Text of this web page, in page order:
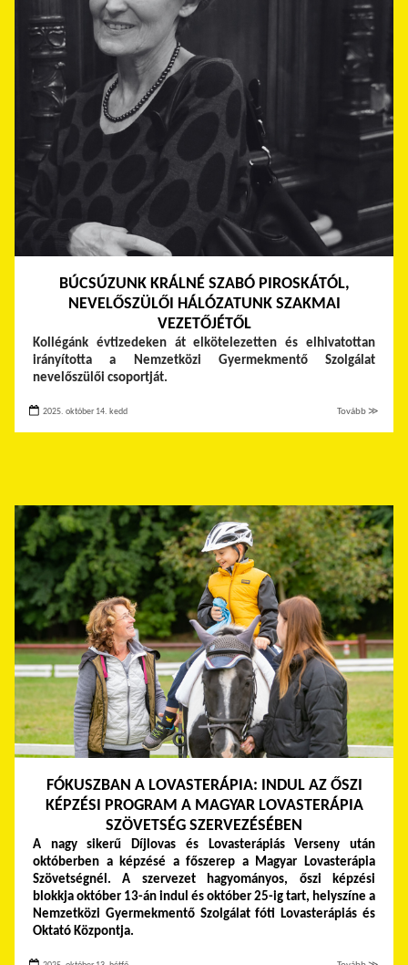
BÚCSÚZUNK KRÁLNÉ SZABÓ PIROSKÁTÓL,
NEVELŐSZÜLŐI HÁLÓZATUNK SZAKMAI
VEZETŐJÉTŐL
Kollégánk évtizedeken át elkötelezetten és elhivatottan
irányította a Nemzetközi Gyermekmentő Szolgálat
nevelőszülői csoportját.
2025. október 14. kedd Tovább ≫
FÓKUSZBAN A LOVASTERÁPIA: INDUL AZ ŐSZI
KÉPZÉSI PROGRAM A MAGYAR LOVASTERÁPIA
SZÖVETSÉG SZERVEZÉSÉBEN
A nagy sikerű Díjlovas és Lovasterápiás Verseny után
októberben a képzésé a főszerep a Magyar Lovasterápia
Szövetségnél. A szervezet hagyományos, őszi képzési
blokkja október 13-án indul és október 25-ig tart, helyszíne a
Nemzetközi Gyermekmentő Szolgálat fóti Lovasterápiás és
Oktató Központja.